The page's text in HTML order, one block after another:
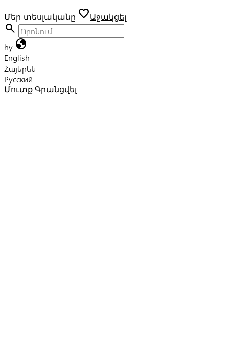
Մեր տեսլականը favoriteԱջակցել
search
hy globe
English
Հայերեն
Русский
Մուտք Գրանցվել